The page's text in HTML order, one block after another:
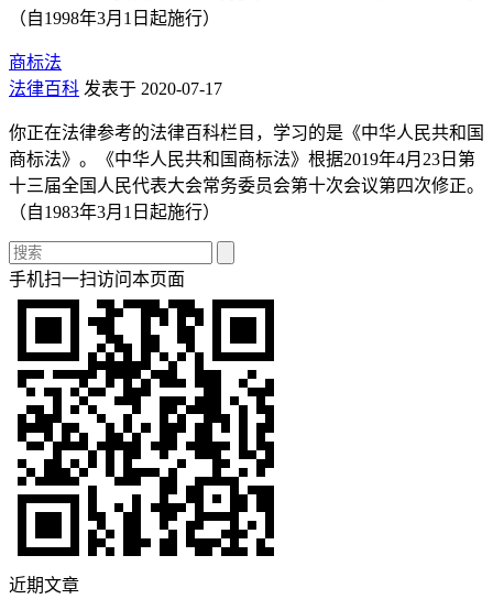
（自1998年3月1日起施行）
商标法
法律百科 发表于 2020-07-17
你正在法律参考的法律百科栏目，学习的是《中华人民共和国
商标法》。《中华人民共和国商标法》根据2019年4月23日第
十三届全国人民代表大会常务委员会第十次会议第四次修正。
（自1983年3月1日起施行）
手机扫一扫访问本页面
近期文章